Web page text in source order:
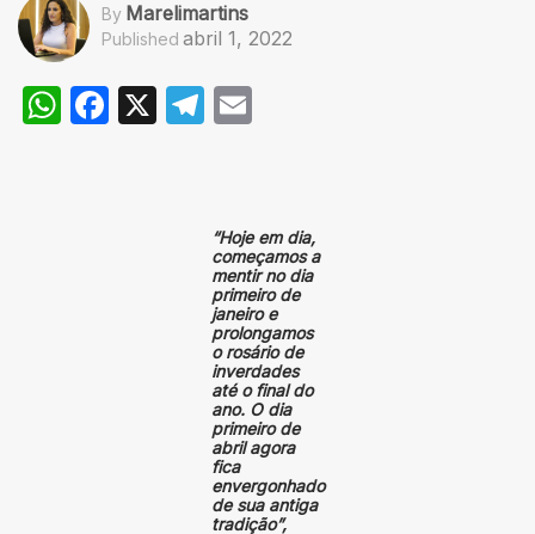
By Marelimartins
Published abril 1, 2022
WhatsApp
Facebook
X Telegram
“Hoje em dia,
começamos a
mentir no dia
primeiro de
janeiro e
prolongamos
o rosário de
inverdades
até o final do
ano. O dia
primeiro de
abril agora
fica
envergonhado
de sua antiga
tradição”,